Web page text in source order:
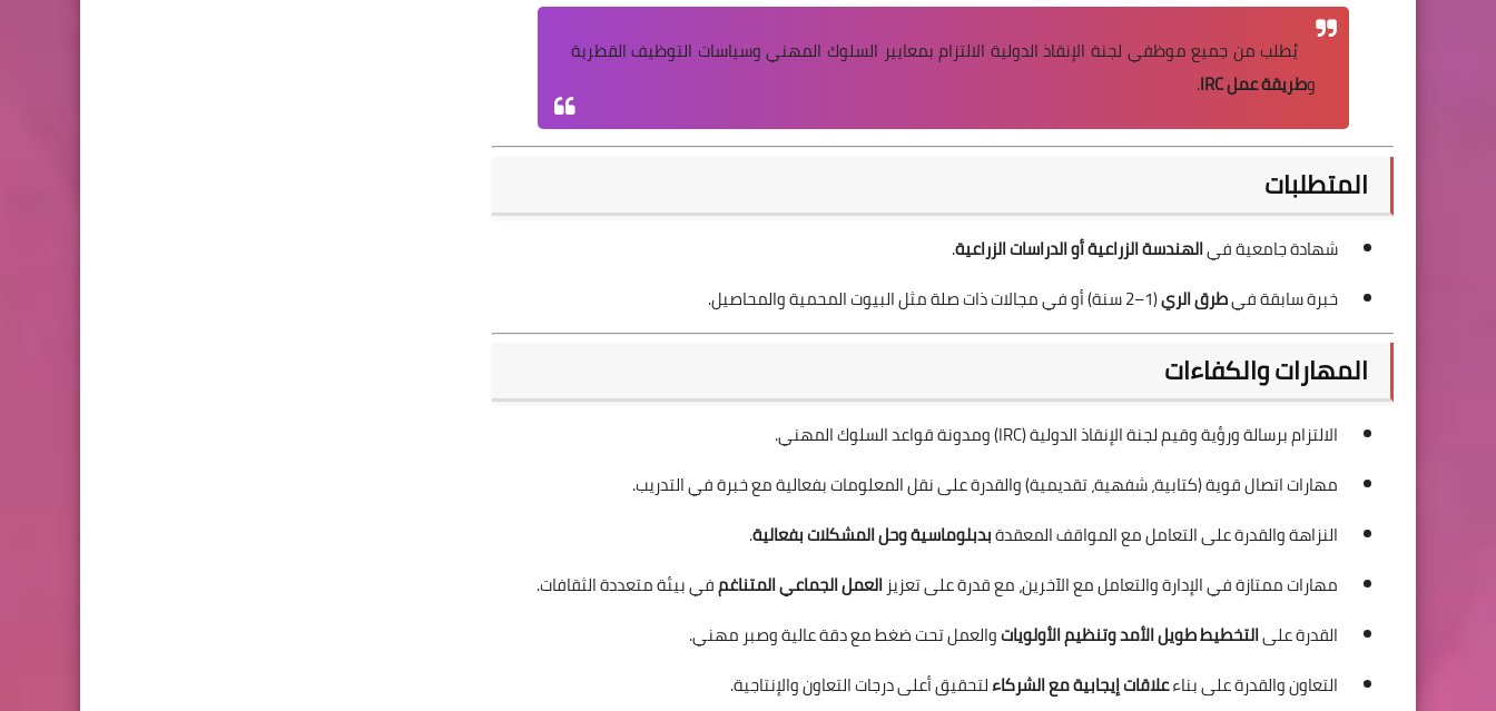
يُطلب من جميع موظفي لجنة الإنقاذ الدولية الالتزام بمعايير السلوك المهني وسياسات التوظيف القطرية
وطريقة عمل IRC .
المتطلبات
شهادة جامعية فيالهندسة الزراعية أو الدراسات الزراعية.
خبرة سابقة فيطرق الري(1–2 سنة) أو في مجالات ذات صلة مثل البيوت المحمية والمحاصيل.
المهارات والكفاءات
الالتزام برسالة ورؤية وقيم لجنة الإنقاذ الدولية (IRC) ومدونة قواعد السلوك المهني.
مهارات اتصال قوية (كتابية، شفهية، تقديمية) والقدرة على نقل المعلومات بفعالية مع خبرة في التدريب.
النزاهة والقدرة على التعامل مع المواقف المعقدةبدبلوماسية وحل المشكلات بفعالية.
مهارات ممتازة في الإدارة والتعامل مع الآخرين، مع قدرة على تعزيزالعمل الجماعي المتناغمفي بيئة متعددة الثقافات.
القدرة علىالتخطيط طويل الأمد وتنظيم الأولوياتوالعمل تحت ضغط مع دقة عالية وصبر مهني.
التعاون والقدرة على بناءعلاقات إيجابية مع الشركاءلتحقيق أعلى درجات التعاون والإنتاجية.